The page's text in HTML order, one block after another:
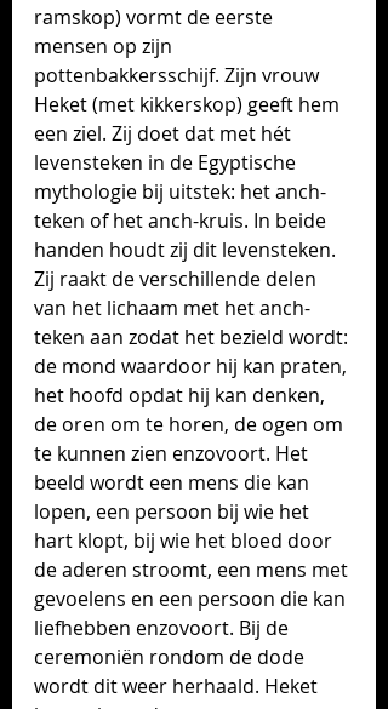
ramskop) vormt de eerste
mensen op zijn
pottenbakkersschijf. Zijn vrouw
Heket (met kikkerskop) geeft hem
een ziel. Zij doet dat met hét
levensteken in de Egyptische
mythologie bij uitstek: het anch-
teken of het anch-kruis. In beide
handen houdt zij dit levensteken.
Zij raakt de verschillende delen
van het lichaam met het anch-
teken aan zodat het bezield wordt:
de mond waardoor hij kan praten,
het hoofd opdat hij kan denken,
de oren om te horen, de ogen om
te kunnen zien enzovoort. Het
beeld wordt een mens die kan
lopen, een persoon bij wie het
hart klopt, bij wie het bloed door
de aderen stroomt, een mens met
gevoelens en een persoon die kan
liefhebben enzovoort. Bij de
ceremoniën rondom de dode
wordt dit weer herhaald. Heket